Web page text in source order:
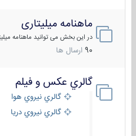
ماهنامه میلیتاری
در این بخش می توانید ماهنامه
90 ارسال ها
گالري عكس و فيلم
گالري نيروي هوايي
گالري نيروي دريايي